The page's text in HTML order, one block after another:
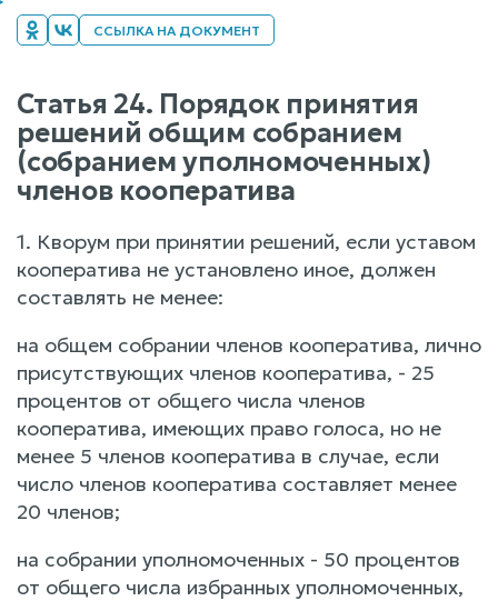
ССЫЛКА НА ДОКУМЕНТ
Статья 24. Порядок принятия
решений общим собранием
(собранием уполномоченных)
членов кооператива
1. Кворум при принятии решений, если уставом
кооператива не установлено иное, должен
составлять не менее:
на общем собрании членов кооператива, лично
присутствующих членов кооператива, - 25
процентов от общего числа членов
кооператива, имеющих право голоса, но не
менее 5 членов кооператива в случае, если
число членов кооператива составляет менее
20 членов;
на собрании уполномоченных - 50 процентов
от общего числа избранных уполномоченных,